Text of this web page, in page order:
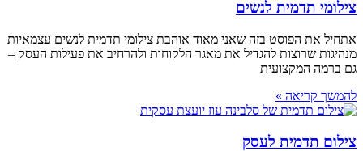
צילומי תדמית לנשים
אתחיל את הפוסט בזה שאני מאוד אוהבת צילומי תדמית לנשים עצמאיות
מנהיגות שרוצות להגדיל את מאגר הלקוחות ולהרחיב את פעילות העסק –
גם ברמה המקצועית
להמשך קריאה »
צילום תדמית לעסק